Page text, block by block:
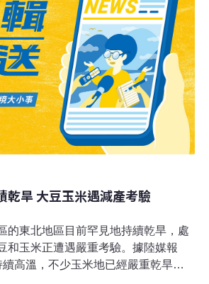
年的大乾旱，卻讓這項日常調味料的
計，加州番茄加工廠產量占全球1/4，
業部數字顯示，從2015年至今，加州
下降，從1440萬噸一路跌到今年預
還憂心達不到這個數字。持續的旱
。加州番茄種植者協會（California
乾旱 大豆玉米遇減產考驗
的東北地區目前罕見地持續乾旱，處
和玉米正遭遇嚴重考驗。據陸媒報
高溫，不少玉米地已經嚴重乾旱，